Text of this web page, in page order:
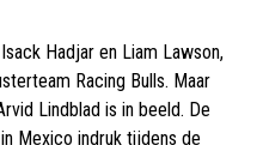
Hadjar en Liam Lawson,
Racing Bulls. Maar
Lindblad is in beeld. De
Mexico indruk tijdens de